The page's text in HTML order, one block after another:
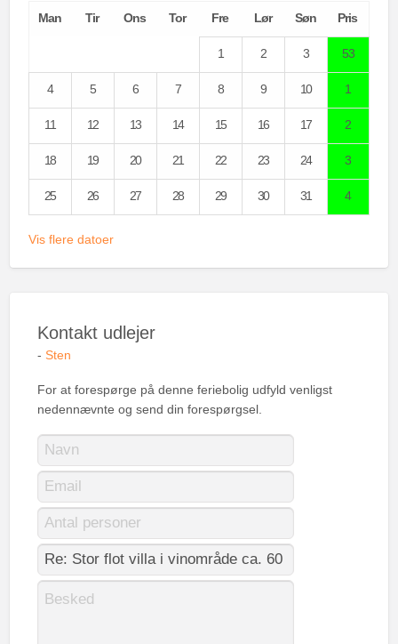
Man
Tir Ons Tor Fre Lør Søn Pris
1 2 3 53
4 5 6 7 8 9 10 1
11 12 13 14 15 16 17 2
18 19 20 21 22 23 24 3
25 26 27 28 29 30 31 4
Vis flere datoer
Kontakt udlejer
- Sten
For at forespørge på denne feriebolig udfyld venligst
nedennævnte og send din forespørgsel.